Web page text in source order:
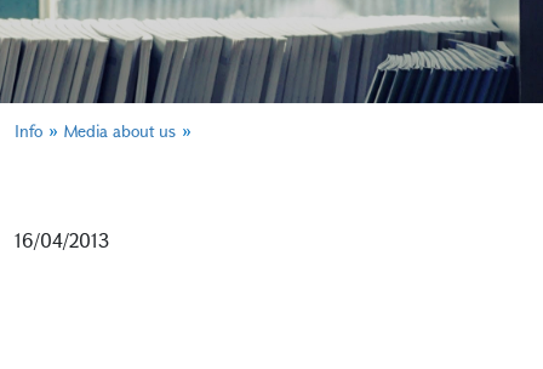
Info » Media about us »
16/04/2013